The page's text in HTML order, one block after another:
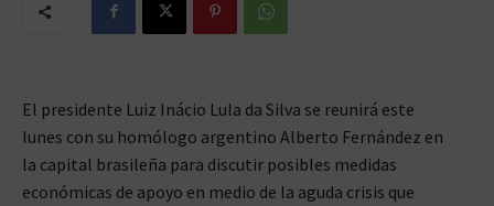
El presidente Luiz Inácio Lula da Silva se reunirá este
lunes con su homólogo argentino Alberto Fernández en
la capital brasileña para discutir posibles medidas
económicas de apoyo en medio de la aguda crisis que